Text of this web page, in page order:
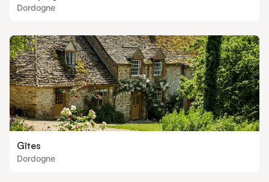
Dordogne
Gîtes
Dordogne